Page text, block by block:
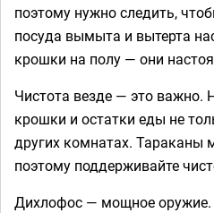
поэтому нужно следить,
посуда вымыта и вытерта
крошки на полу — они
Чистота везде — это важно.
крошки и остатки еды не
других комнатах. Тараканы
поэтому поддерживайте
Дихлофос — мощное оружие.